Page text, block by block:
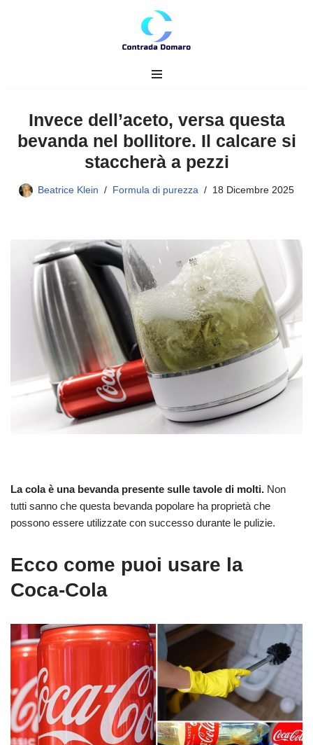
Invece dell’aceto, versa questa
bevanda nel bollitore. Il calcare si
staccherà a pezzi
Beatrice Klein Formula di purezza 18 Dicembre 2025
La cola è una bevanda presente sulle tavole di molti. Non
tutti sanno che questa bevanda popolare ha proprietà che
possono essere utilizzate con successo durante le pulizie.
Ecco come puoi usare la
Coca-Cola